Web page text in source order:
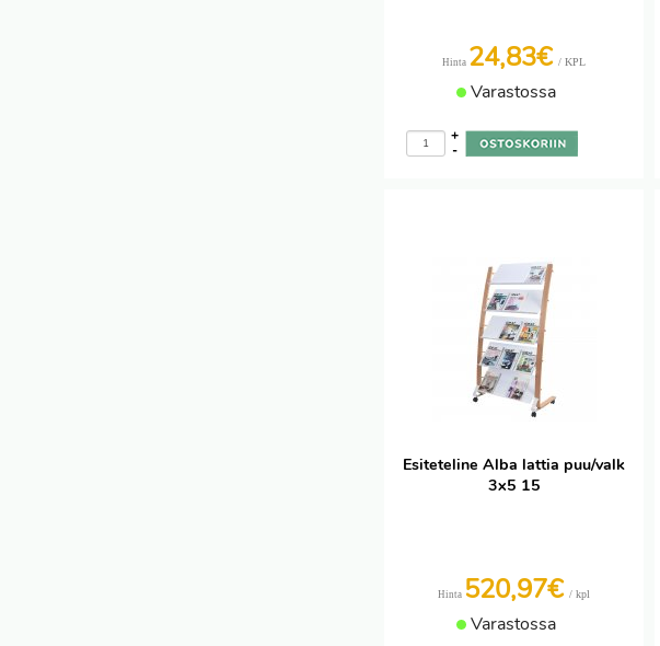
Hinta 24,83€ / KPL
Varastossa
-
+
Esiteteline Alba lattia puu/valk
3x5 15
Hinta 520,97€ / kpl
Varastossa